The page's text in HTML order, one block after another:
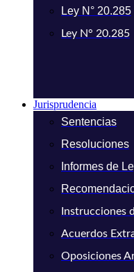
Ley N° 20.285
Ley N° 20.285
Jurisprudencia
Sentencias
Resoluciones
Informes de
Instrucciones
Acuerdos
Oposiciones